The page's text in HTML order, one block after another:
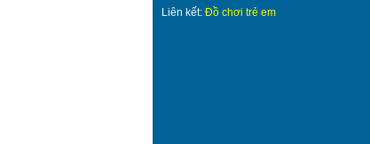
Liên kết: Đồ chơi trẻ em